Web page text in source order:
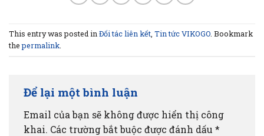
This entry was posted inĐối tác liên kết, Tin tức VIKOGO. Bookmark
thepermalink.
Để lại một bình luận
Email của bạn sẽ không được hiển thị công
khai. Các trường bắt buộc được đánh dấu *